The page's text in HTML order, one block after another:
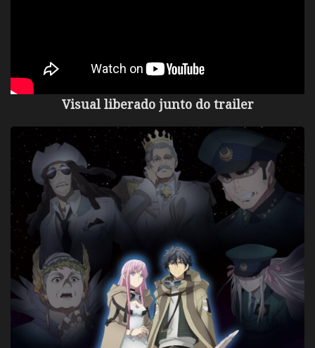
Visual liberado junto do trailer